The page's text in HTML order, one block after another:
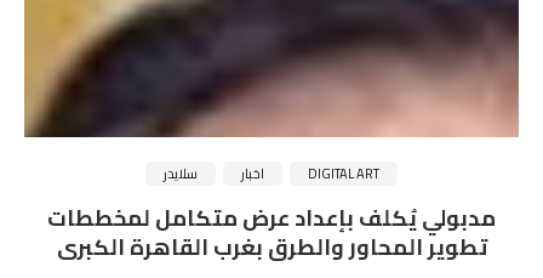
DIGITAL ART اخبار سلايدر
مدبولي يُكلف بإعداد عرض متكامل لمخططات
تطوير المحاور والطرق بغرب القاهرة الكبرى